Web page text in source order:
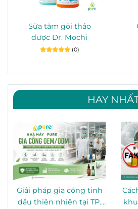
Sữa tắm gội thảo
dược Dr. Mochi
(0)
HAY
Giải pháp gia công tinh
dầu thiên nhiên tại TP.